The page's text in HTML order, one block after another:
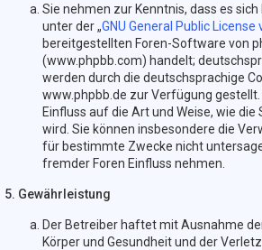
Sie nehmen zur Kenntnis, dass es
unter der „GNU General Public License
bereitgestellten Foren-Software von
(www.phpbb.com) handelt;
werden durch die deutschsprachige
www.phpbb.de zur Verfügung
Einfluss auf die Art und Weise, wie
wird. Sie können insbesondere die
für bestimmte Zwecke nicht
fremder Foren Einfluss nehmen.
5. Gewährleistung
Der Betreiber haftet mit Ausnahme
Körper und Gesundheit und der